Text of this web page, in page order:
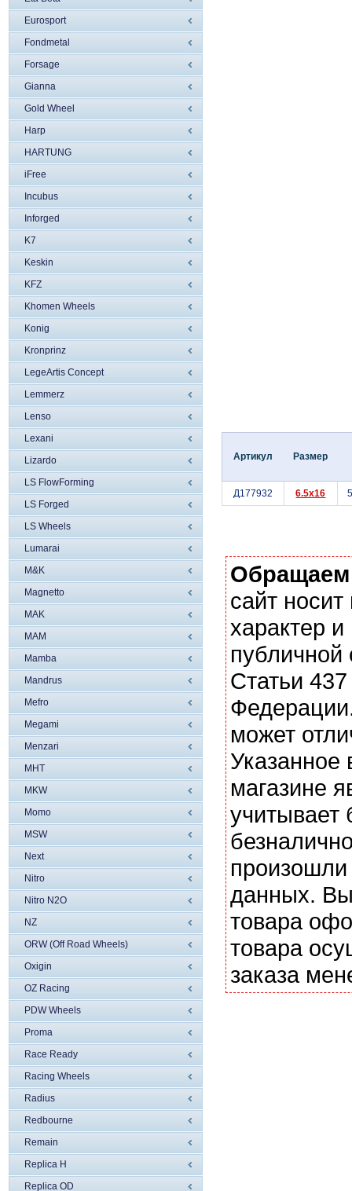
Eurosport
Fondmetal
Forsage
Gianna
Gold Wheel
Harp
HARTUNG
iFree
Incubus
Inforged
K7
Keskin
KFZ
Khomen Wheels
Konig
Kronprinz
LegeArtis Concept
Lemmerz
Lenso
Lexani
Lizardo
LS FlowForming
LS Forged
LS Wheels
Lumarai
M&K
Magnetto
MAK
MAM
Mamba
Mandrus
Mefro
Megami
Menzari
MHT
MKW
Momo
MSW
Next
Nitro
Nitro N2O
NZ
ORW (Off Road Wheels)
Oxigin
OZ Racing
PDW Wheels
Proma
Race Ready
Racing Wheels
Radius
Redbourne
Remain
Replica H
Replica OD
Артикул Размер
Д177932 6.5x16
сайт
характер
Статьи
может
магазине
учитывает
данных. Вы
товара
товара
заказа